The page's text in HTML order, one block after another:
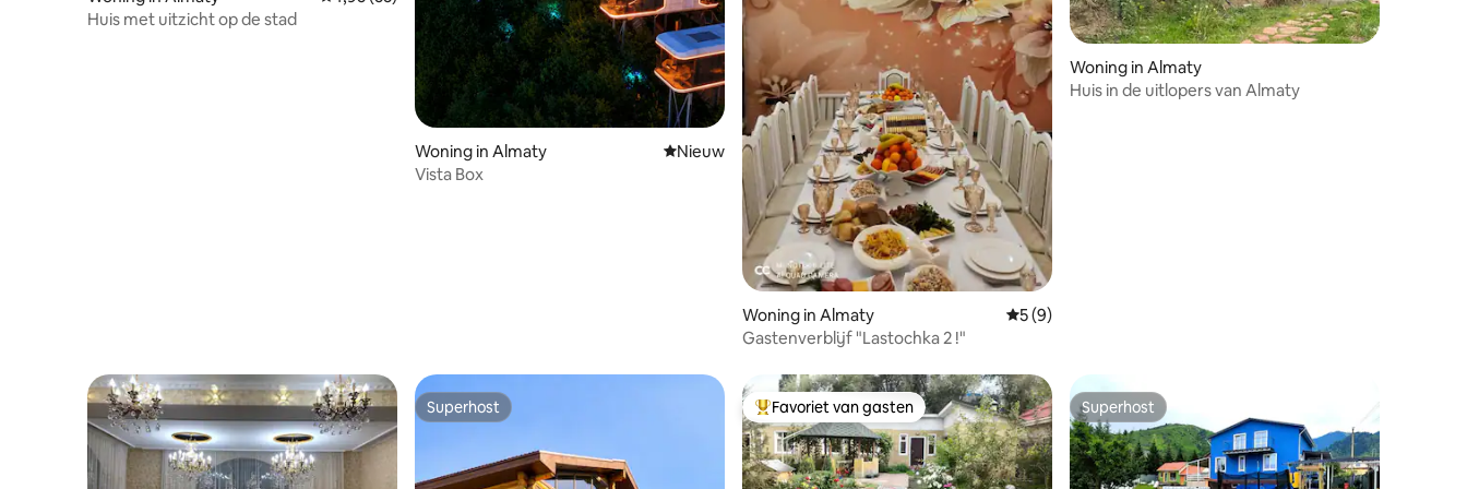
Huis met uitzicht op de stad
Woning in Almaty Nieuwe accommodatie
Nieuw
Vista Box
Woning in Almaty Gemiddelde beoordeling van 5 uit 5, 9 recensies
5 (9)
Gastenverblijf "Lastochka 2 !"
Woning in Almaty
Huis in de uitlopers van Almaty
Superhost
Superhost Topfavoriet van gasten
Favoriet van gasten Superhost
Superhost